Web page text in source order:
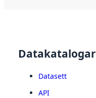
Datakatalogar
Datasett
API